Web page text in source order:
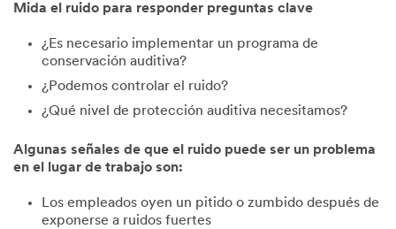
Mida el ruido para responder preguntas clave
¿Es necesario implementar un programa de
conservación auditiva?
¿Podemos controlar el ruido?
¿Qué nivel de protección auditiva necesitamos?
Algunas señales de que el ruido puede ser un problema
en el lugar de trabajo son:
Los empleados oyen un pitido o zumbido después de
exponerse a ruidos fuertes